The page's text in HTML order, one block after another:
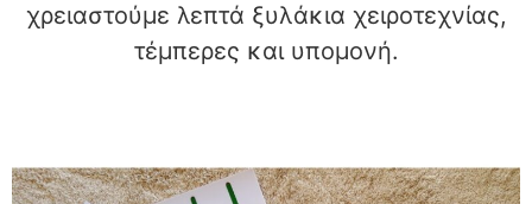
χρειαστούμε λεπτά ξυλάκια χειροτεχνίας,
τέμπερες και υπομονή.